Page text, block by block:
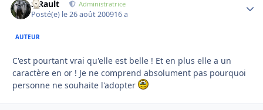
S.Rault Administratrice
Posté(e) le 26 août 200916 a
AUTEUR
C'est pourtant vrai qu'elle est belle ! Et en plus elle a un
caractère en or ! Je ne comprend absolument pas pourquoi
personne ne souhaite l'adopter